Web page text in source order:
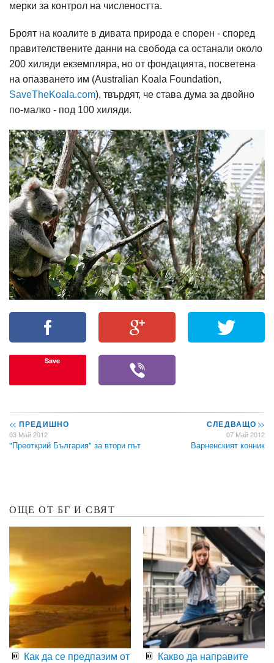
мерки за контрол на числеността.
Броят на коалите в дивата природа е спорен - според
правителствените данни на свобода са останали около
200 хиляди екземпляра, но от фондацията, посветена
на опазването им (Australian Koala Foundation,
SaveTheKoala.com), твърдят, че става дума за двойно
по-малко - под 100 хиляди.
Save
<< ПРЕДИШНО
03 Май 2012
"Преоткрий България" за втори път
СЛЕДВАЩО>>
07 Май 2012
Варненският конник
ОЩЕ ОТ БГ И СВЯТ
Как да се предпазим от
Какво да направите